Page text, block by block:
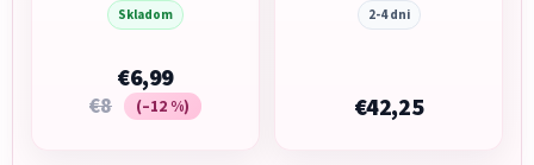
Skladom
€6,99
€8 (–12 %)
2-4 dni
€42,25